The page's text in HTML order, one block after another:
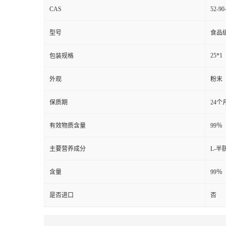
CAS 52-
型号 食品
包装规格 25*1
外观 粉末
保质期 24个
有效物质含量 99％
主要营养成分 L-半
含量 99％
是否进口 否